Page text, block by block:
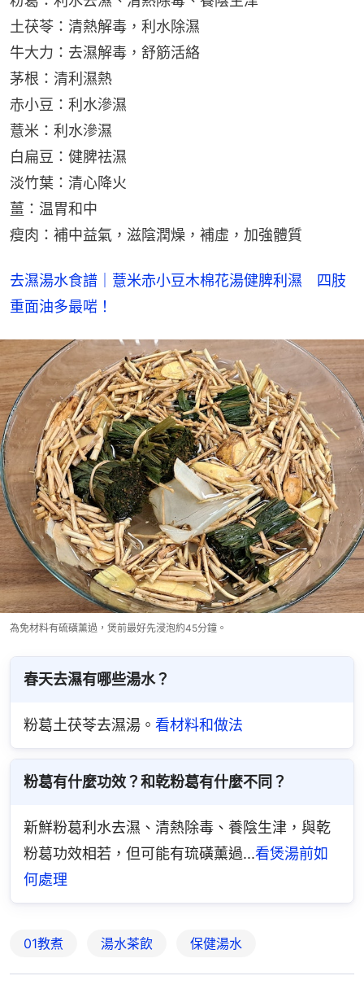
土茯苓：清熱解毒，利水除濕
牛大力：去濕解毒，舒筋活絡
茅根：清利濕熱
赤小豆：利水滲濕
薏米：利水滲濕
白扁豆：健脾祛濕
淡竹葉：清心降火
薑：温胃和中
瘦肉：補中益氣，滋陰潤燥，補虛，加強體質
去濕湯水食譜｜薏米赤小豆木棉花湯健脾利濕　四肢
重面油多最啱！
為免材料有硫磺薰過，煲前最好先浸泡約45分鐘。
春天去濕有哪些湯水？
粉葛土茯苓去濕湯。 看材料和做法
粉葛有什麼功效？和乾粉葛有什麼不同？
新鮮粉葛利水去濕、清熱除毒、養陰生津，與乾
粉葛功效相若，但可能有琉磺薰過...看煲湯前如
何處理
01教煮 湯水茶飲 保健湯水